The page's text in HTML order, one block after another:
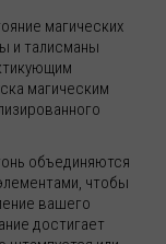
магических
и талисманы
магическим
объединяются
чтобы
вашего
достигает